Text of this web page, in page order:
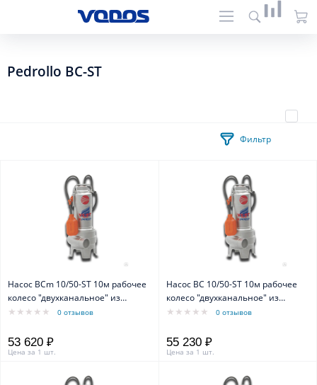
Pedrollo BC-ST
Фильтр
Насос BCm 10/50-ST 10м рабочее
колесо "двухканальное" из
нерж.стали
0 отзывов
53 620 ₽
Цена за 1 шт.
Насос BC 10/50-ST 10м рабочее
колесо "двухканальное" из
нерж.стали
0 отзывов
55 230 ₽
Цена за 1 шт.